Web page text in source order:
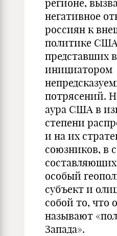
регионе,
негативное
россиян к
политике
представших в
инициатором
потрясений.
аура США в
степени
и на их
союзников, в
особый
субъект и
собой то, что
называют
Запада».